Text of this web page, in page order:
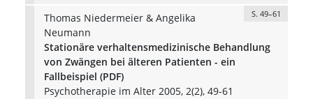
Thomas Niedermeier & Angelika
Neumann
S. 49–61
Stationäre verhaltensmedizinische Behandlung
von Zwängen bei älteren Patienten - ein
Fallbeispiel (PDF)
Psychotherapie im Alter 2005, 2(2), 49-61